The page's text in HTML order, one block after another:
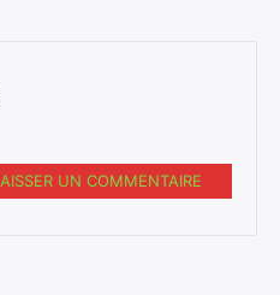
UN COMMENTAIRE